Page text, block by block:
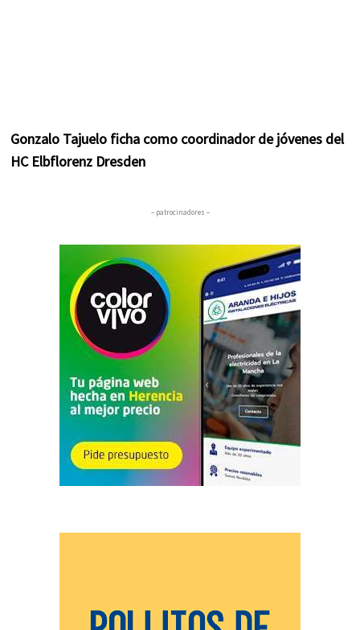
Gonzalo Tajuelo ficha como coordinador de jóvenes del
HC Elbflorenz Dresden
– patrocinadores –